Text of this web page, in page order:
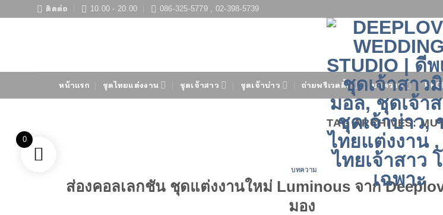
ติดต่อ 10.00 - 20.00 086-325-5779 , 02-398-5739
หน้าแรก ชุดไทยแต่งงาน ชุดเจ้าสาว ชุดเจ้าบ่าว ถ่ายพรีเวดดิ้ง บทความ
TAG ARCHIVES:
บทความ
ส่องคอลเลกชัน ชุดแต่งงานใหม่ Luminous จาก
มอง
0